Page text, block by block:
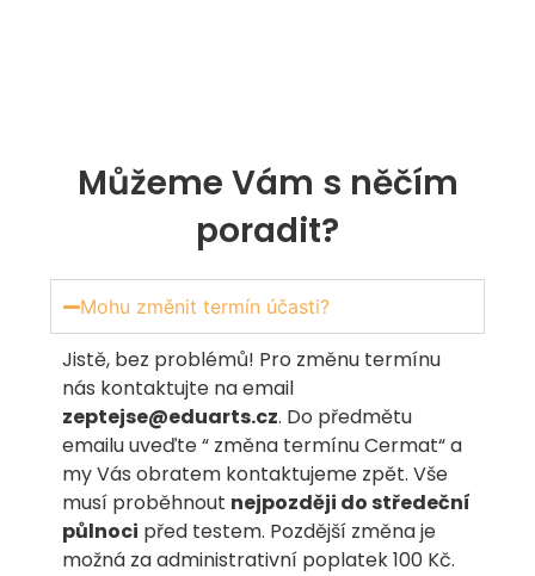
Můžeme Vám s něčím
poradit?
Mohu změnit termín účasti?
Jistě, bez problémů! Pro změnu termínu
nás kontaktujte na email
zeptejse@eduarts.cz. Do předmětu
emailu uveďte “ změna termínu Cermat“ a
my Vás obratem kontaktujeme zpět. Vše
musí proběhnout nejpozději do středeční
půlnoci před testem. Pozdější změna je
možná za administrativní poplatek 100 Kč.